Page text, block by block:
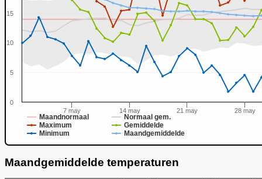
Maandnormaal
Normaal gem.
Maximum
Gemiddelde
Minimum
Maandgemiddelde
7 may 14 may 21 may 28 may
0
5
10
15
Maandgemiddelde temperaturen